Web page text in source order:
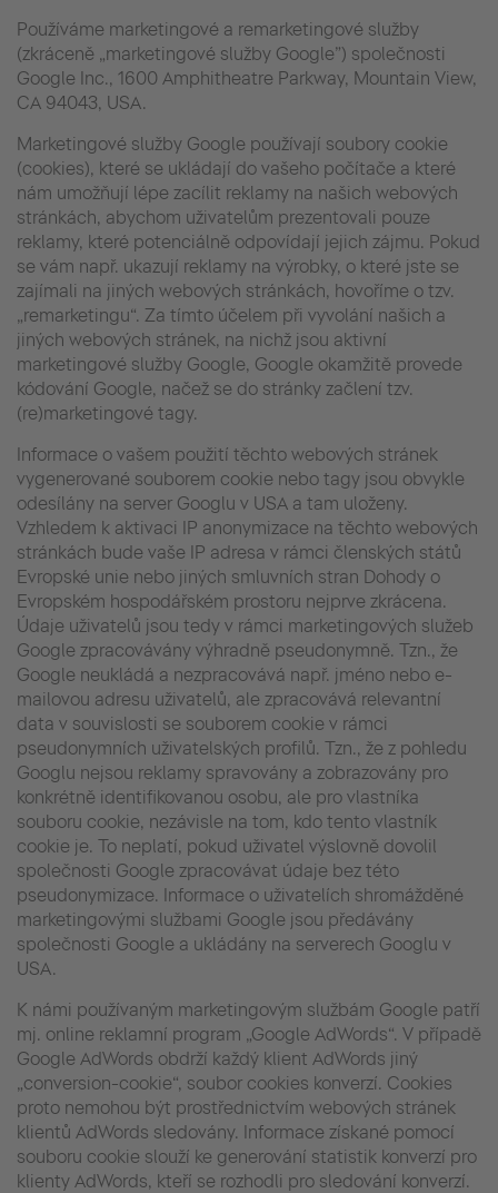
Používáme marketingové a remarketingové služby
(zkráceně „marketingové služby Google”) společnosti
Google Inc., 1600 Amphitheatre Parkway, Mountain View,
CA 94043, USA.
Marketingové služby Google používají soubory cookie
(cookies), které se ukládají do vašeho počítače a které
nám umožňují lépe zacílit reklamy na našich webových
stránkách, abychom uživatelům prezentovali pouze
reklamy, které potenciálně odpovídají jejich zájmu. Pokud
se vám např. ukazují reklamy na výrobky, o které jste se
zajímali na jiných webových stránkách, hovoříme o tzv.
„remarketingu“. Za tímto účelem při vyvolání našich a
jiných webových stránek, na nichž jsou aktivní
marketingové služby Google, Google okamžitě provede
kódování Google, načež se do stránky začlení tzv.
(re)marketingové tagy.
Informace o vašem použití těchto webových stránek
vygenerované souborem cookie nebo tagy jsou obvykle
odesílány na server Googlu v USA a tam uloženy.
Vzhledem k aktivaci IP anonymizace na těchto webových
stránkách bude vaše IP adresa v rámci členských států
Evropské unie nebo jiných smluvních stran Dohody o
Evropském hospodářském prostoru nejprve zkrácena.
Údaje uživatelů jsou tedy v rámci marketingových služeb
Google zpracovávány výhradně pseudonymně. Tzn., že
Google neukládá a nezpracovává např. jméno nebo e-
mailovou adresu uživatelů, ale zpracovává relevantní
data v souvislosti se souborem cookie v rámci
pseudonymních uživatelských profilů. Tzn., že z pohledu
Googlu nejsou reklamy spravovány a zobrazovány pro
konkrétně identifikovanou osobu, ale pro vlastníka
souboru cookie, nezávisle na tom, kdo tento vlastník
cookie je. To neplatí, pokud uživatel výslovně dovolil
společnosti Google zpracovávat údaje bez této
pseudonymizace. Informace o uživatelích shromážděné
marketingovými službami Google jsou předávány
společnosti Google a ukládány na serverech Googlu v
USA.
K námi používaným marketingovým službám Google patří
mj. online reklamní program „Google AdWords“. V případě
Google AdWords obdrží každý klient AdWords jiný
„conversion-cookie“, soubor cookies konverzí. Cookies
proto nemohou být prostřednictvím webových stránek
klientů AdWords sledovány. Informace získané pomocí
souboru cookie slouží ke generování statistik konverzí pro
klienty AdWords, kteří se rozhodli pro sledování konverzí.